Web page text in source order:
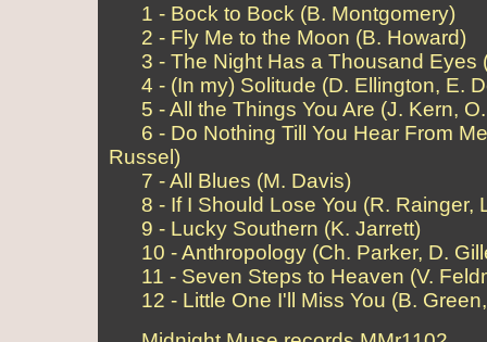
1 - Bock to Bock (B. Montgomery)
2 - Fly Me to the Moon (B. Howard)
3 - The Night Has a Thousand Eyes
4 - (In my) Solitude (D. Ellington, E.
5 - All the Things You Are (J. Kern,
6 - Do Nothing Till You Hear From
Russel)
7 - All Blues (M. Davis)
8 - If I Should Lose You (R. Rainger,
9 - Lucky Southern (K. Jarrett)
10 - Anthropology (Ch. Parker, D.
11 - Seven Steps to Heaven (V.
12 - Little One I'll Miss You (B.